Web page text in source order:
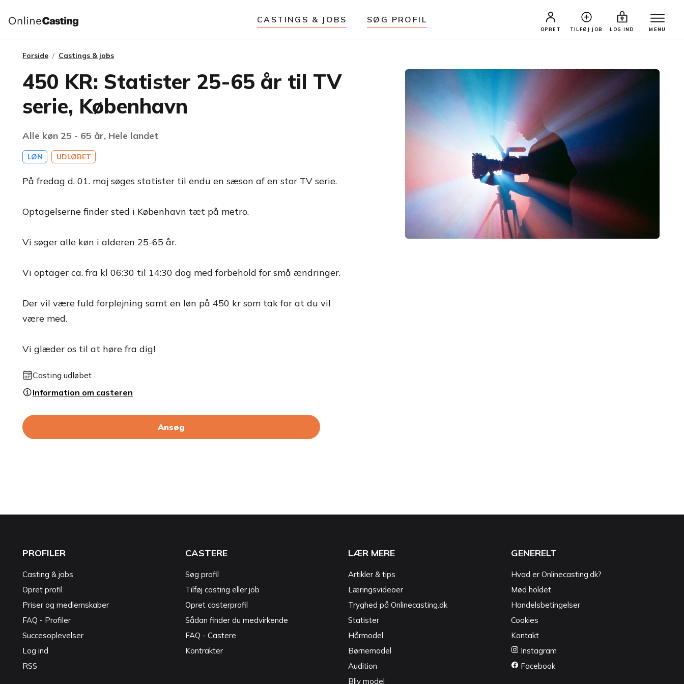
CASTINGS & JOBS SØG PROFIL
OPRET TILFØJ JOB LOG IND MENU
Forside Castings & jobs
450 KR: Statister 25-65 år til TV
serie, København
Alle køn 25 - 65 år, Hele landet
LØN UDLØBET
På fredag d. 01. maj søges statister til endu en sæson af en stor TV serie.
Optagelserne finder sted i København tæt på metro.
Vi søger alle køn i alderen 25-65 år.
Vi optager ca. fra kl 06:30 til 14:30 dog med forbehold for små ændringer.
Der vil være fuld forplejning samt en løn på 450 kr som tak for at du vil
være med.
Vi glæder os til at høre fra dig!
Casting udløbet
Information om casteren
Ansøg
PROFILER
Casting & jobs
Opret profil
Priser og medlemskaber
FAQ - Profiler
Succesoplevelser
Log ind
RSS
CASTERE
Søg profil
Tilføj casting eller job
Opret casterprofil
Sådan finder du medvirkende
FAQ - Castere
Kontrakter
LÆR MERE
Artikler & tips
Læringsvideoer
Tryghed på Onlinecasting.dk
Statister
Hårmodel
Børnemodel
Audition
Bliv model
GENERELT
Hvad er Onlinecasting.dk?
Mød holdet
Handelsbetingelser
Cookies
Kontakt
Instagram
Facebook